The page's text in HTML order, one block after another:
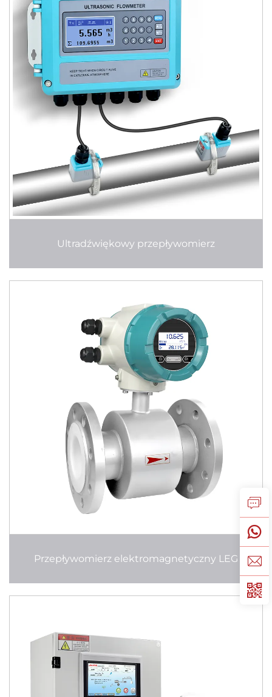
Ultradźwiękowy przepływomierz
Przepływomierz elektromagnetyczny LEG